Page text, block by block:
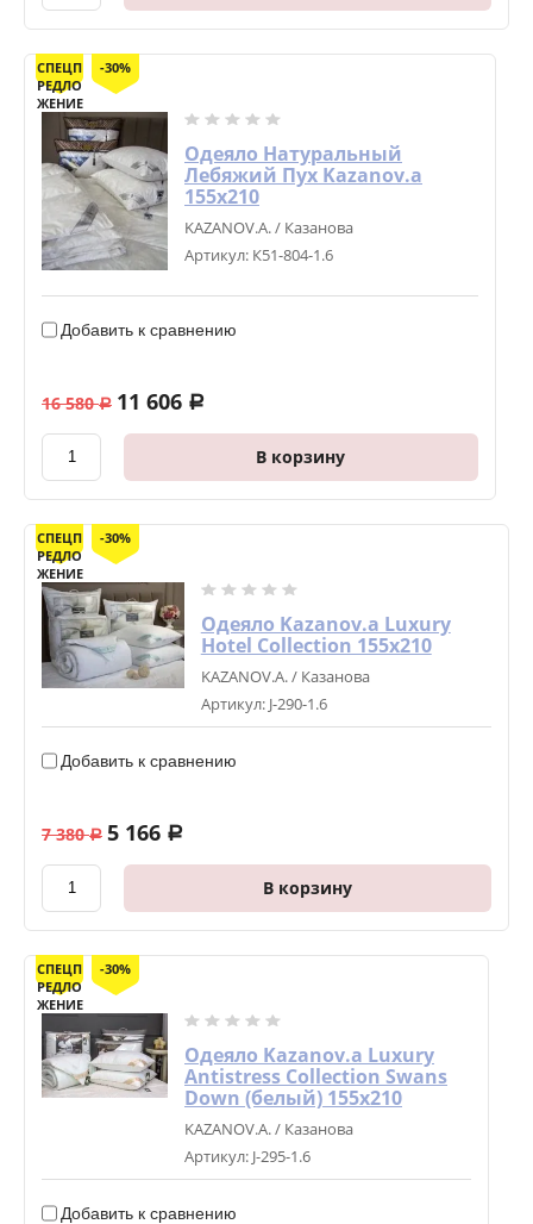
СПЕЦП
РЕДЛО
ЖЕНИЕ
-30%
Одеяло Натуральный
Лебяжий Пух Kazanov.a
155х210
KAZANOV.A. / Казанова
Артикул: К51-804-1.6
Добавить к сравнению
16 580 a 11 606 a
В корзину
СПЕЦП
РЕДЛО
ЖЕНИЕ
-30%
Одеяло Kazanov.a Luxury
Hotel Collection 155х210
KAZANOV.A. / Казанова
Артикул:J-290-1.6
Добавить к сравнению
7 380 a 5 166 a
В корзину
СПЕЦП
РЕДЛО
ЖЕНИЕ
-30%
Одеяло Kazanov.a Luxury
Antistress Collection Swans
Down (белый) 155х210
KAZANOV.A. / Казанова
Артикул: J-295-1.6
Добавить к сравнению